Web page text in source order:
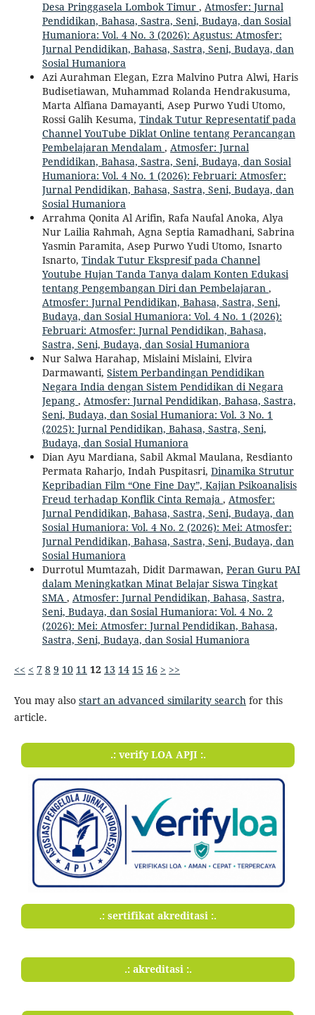
Desa Pringgasela Lombok Timur , Atmosfer: Jurnal
Pendidikan, Bahasa, Sastra, Seni, Budaya, dan Sosial
Humaniora: Vol. 4 No. 3 (2026): Agustus: Atmosfer:
Jurnal Pendidikan, Bahasa, Sastra, Seni, Budaya, dan
Sosial Humaniora
Azi Aurahman Elegan, Ezra Malvino Putra Alwi, Haris
Budisetiawan, Muhammad Rolanda Hendrakusuma,
Marta Alfiana Damayanti, Asep Purwo Yudi Utomo,
Rossi Galih Kesuma, Tindak Tutur Representatif pada
Channel YouTube Diklat Online tentang Perancangan
Pembelajaran Mendalam , Atmosfer: Jurnal
Pendidikan, Bahasa, Sastra, Seni, Budaya, dan Sosial
Humaniora: Vol. 4 No. 1 (2026): Februari: Atmosfer:
Jurnal Pendidikan, Bahasa, Sastra, Seni, Budaya, dan
Sosial Humaniora
Arrahma Qonita Al Arifin, Rafa Naufal Anoka, Alya
Nur Lailia Rahmah, Agna Septia Ramadhani, Sabrina
Yasmin Paramita, Asep Purwo Yudi Utomo, Isnarto
Isnarto, Tindak Tutur Ekspresif pada Channel
Youtube Hujan Tanda Tanya dalam Konten Edukasi
tentang Pengembangan Diri dan Pembelajaran ,
Atmosfer: Jurnal Pendidikan, Bahasa, Sastra, Seni,
Budaya, dan Sosial Humaniora: Vol. 4 No. 1 (2026):
Februari: Atmosfer: Jurnal Pendidikan, Bahasa,
Sastra, Seni, Budaya, dan Sosial Humaniora
Nur Salwa Harahap, Mislaini Mislaini, Elvira
Darmawanti, Sistem Perbandingan Pendidikan
Negara India dengan Sistem Pendidikan di Negara
Jepang , Atmosfer: Jurnal Pendidikan, Bahasa, Sastra,
Seni, Budaya, dan Sosial Humaniora: Vol. 3 No. 1
(2025): Jurnal Pendidikan, Bahasa, Sastra, Seni,
Budaya, dan Sosial Humaniora
Dian Ayu Mardiana, Sabil Akmal Maulana, Resdianto
Permata Raharjo, Indah Puspitasri, Dinamika Strutur
Kepribadian Film “One Fine Day”, Kajian Psikoanalisis
Freud terhadap Konflik Cinta Remaja , Atmosfer:
Jurnal Pendidikan, Bahasa, Sastra, Seni, Budaya, dan
Sosial Humaniora: Vol. 4 No. 2 (2026): Mei: Atmosfer:
Jurnal Pendidikan, Bahasa, Sastra, Seni, Budaya, dan
Sosial Humaniora
Durrotul Mumtazah, Didit Darmawan, Peran Guru PAI
dalam Meningkatkan Minat Belajar Siswa Tingkat
SMA , Atmosfer: Jurnal Pendidikan, Bahasa, Sastra,
Seni, Budaya, dan Sosial Humaniora: Vol. 4 No. 2
(2026): Mei: Atmosfer: Jurnal Pendidikan, Bahasa,
Sastra, Seni, Budaya, dan Sosial Humaniora
<< < 7 8 9 10 11 12 13 14 15 16 > >>
You may also start an advanced similarity searchfor this
article.
.: verify LOA APJI :.
.: sertifikat akreditasi :.
.: akreditasi :.